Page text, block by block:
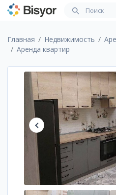
Главная Недвижимость
Аренда квартир